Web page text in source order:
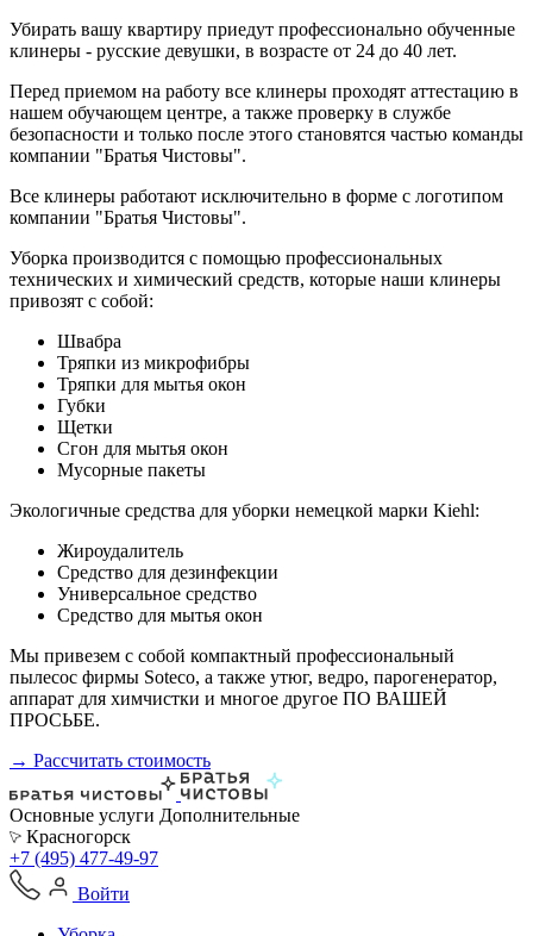
Убирать вашу квартиру приедут профессионально обученные
клинеры - русские девушки, в возрасте от 24 до 40 лет.
Перед приемом на работу все клинеры проходят аттестацию в
нашем обучающем центре, а также проверку в службе
безопасности и только после этого становятся частью команды
компании "Братья Чистовы".
Все клинеры работают исключительно в форме с логотипом
компании "Братья Чистовы".
Уборка производится с помощью профессиональных
технических и химический средств, которые наши клинеры
привозят с собой:
Швабра
Тряпки из микрофибры
Тряпки для мытья окон
Губки
Щетки
Сгон для мытья окон
Мусорные пакеты
Экологичные средства для уборки немецкой марки Kiehl:
Жироудалитель
Средство для дезинфекции
Универсальное средство
Средство для мытья окон
Мы привезем с собой компактный профессиональный
пылесос фирмы Soteco, а также утюг, ведро, парогенератор,
аппарат для химчистки и многое другое ПО ВАШЕЙ
ПРОСЬБЕ.
→ Рассчитать стоимость
Основные услуги Дополнительные
Красногорск
+7 (495) 477-49-97
Войти